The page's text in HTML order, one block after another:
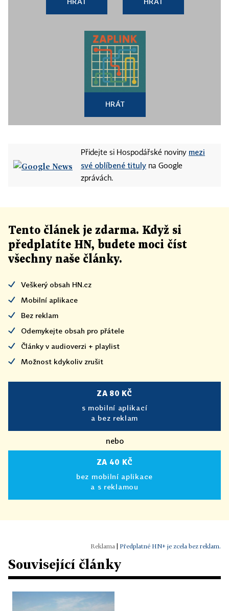
HRÁT
Přidejte si Hospodářské noviny mezi
své oblíbené tituly na Google
zprávách.
Tento článek je zdarma. Když si
předplatíte HN, budete moci číst
všechny naše články.
Veškerý obsah HN.cz
Mobilní aplikace
Bez reklam
Odemykejte obsah pro přátele
Články v audioverzi + playlist
Možnost kdykoliv zrušit
ZA 80 KČ
s mobilní aplikací
a bez reklam
nebo
ZA 40 KČ
bez mobilní aplikace
a s reklamou
Předplatné HN+ je zcela bez reklam.
Související články